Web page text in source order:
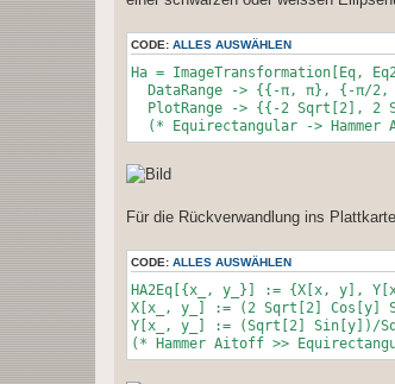
CODE: ALLES AUSWÄHLEN
Ha = ImageTransformation[Eq,
DataRange -> {{-π, π}, {-π/
PlotRange -> {{-2 Sqrt[2],
(* Equirectangular ->
Für die Rückverwandlung ins
CODE: ALLES AUSWÄHLEN
HA2Eq[{x_, y_}] := {X[x, y],
X[x_, y_] := (2 Sqrt[2] Cos[y]
Y[x_, y_] := (Sqrt[2] Sin[y])/
(* Hammer Aitoff >>